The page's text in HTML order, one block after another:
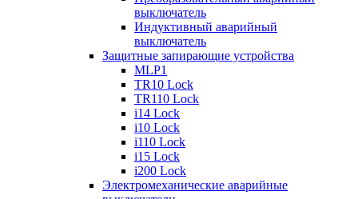
выключатель
Индуктивный аварийный
выключатель
Защитные запирающие устройства
MLP1
TR10 Lock
TR110 Lock
i14 Lock
i10 Lock
i110 Lock
i15 Lock
i200 Lock
Электромеханические аварийные